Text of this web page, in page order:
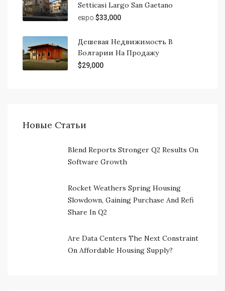
Setticasi Largo San Gaetano
евро $33,000
Дешевая Недвижимость В
Болгарии На Продажу
$29,000
Новые Статьи
Blend Reports Stronger Q2 Results On
Software Growth
Rocket Weathers Spring Housing
Slowdown, Gaining Purchase And Refi
Share In Q2
Are Data Centers The Next Constraint
On Affordable Housing Supply?